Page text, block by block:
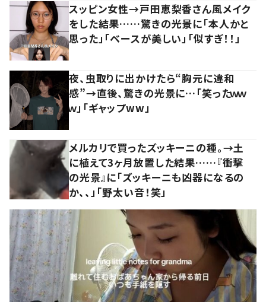
スッピン女性→戸田恵梨香さん風メイク
をした結果……驚きの光景に「本人かと
思った」「ベースが美しい」「似すぎ！！」
夜、虫取りに出かけたら“胸元に違和
感”→直後、驚きの光景に…「笑ったｗｗ
ｗ」「ギャップww」
メルカリで買ったズッキーニの種。→土
に植えて3ヶ月放置した結果……『衝撃
の光景』に「ズッキーニも凶器になるの
か、、」「野太い音！笑」